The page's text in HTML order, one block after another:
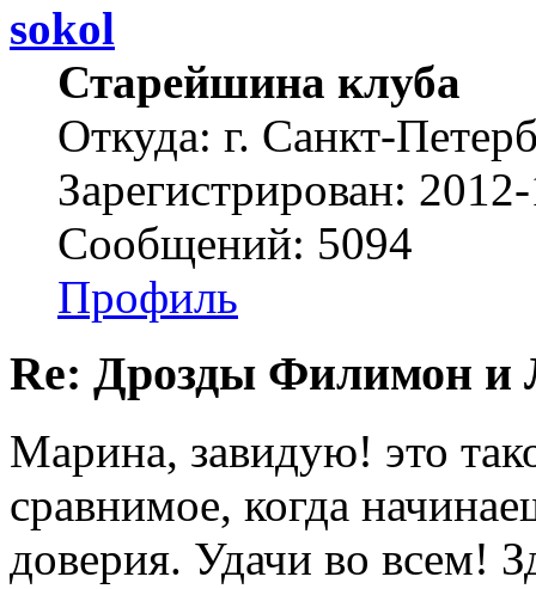
sokol
Старейшина клуба
Откуда: г. Санкт-
Зарегистрирован:
Сообщений: 5094
Профиль
Re: Дрозды Филимон и
Марина, завидую! это
сравнимое, когда
доверия. Удачи во всем!